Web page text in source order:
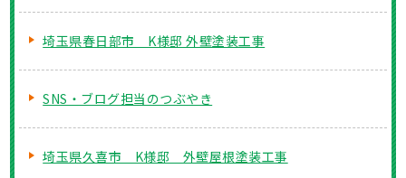
埼玉県春日部市 K様邸 外壁塗装工事
SNS・ブログ担当のつぶやき
埼玉県久喜市 K様邸 外壁屋根塗装工事